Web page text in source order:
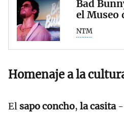
Bad
el Museo
NTM
Homenaje a la
El sapo concho, la casita